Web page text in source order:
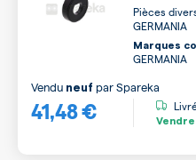
Pièces
GERMANIA
Marques
GERMANIA
41,48 €
Vendu neuf parSpareka